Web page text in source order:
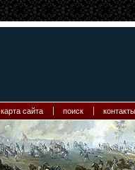
карта сайта поиск контакты